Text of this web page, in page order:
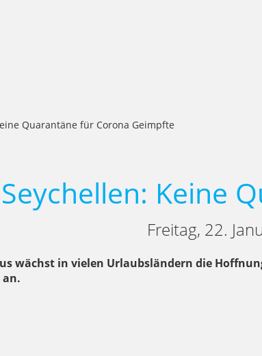
Quarantäne für Corona Geimpfte
Keine
Freitag, 22.
wächst in vielen Urlaubsländern die